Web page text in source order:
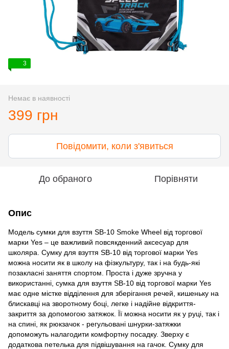
3
Немає в наявності
399 грн
Повідомити, коли з'явиться
До обраного Порівняти
Опис
Модель сумки для взуття SB-10 Smoke Wheel від торгової
марки Yes – це важливий повсякденний аксесуар для
школяра. Сумку для взуття SB-10 від торгової марки Yes
можна носити як в школу на фізкультуру, так і на будь-які
позакласні заняття спортом. Проста і дуже зручна у
використанні, сумка для взуття SB-10 від торгової марки Yes
має одне містке відділення для зберігання речей, кишеньку на
блискавці на зворотному боці, легке і надійне відкриття-
закриття за допомогою затяжок. Її можна носити як у руці, так і
на спині, як рюкзачок - регульовані шнурки-затяжки
допоможуть налагодити комфортну посадку. Зверху є
додаткова петелька для підвішування на гачок. Сумку для